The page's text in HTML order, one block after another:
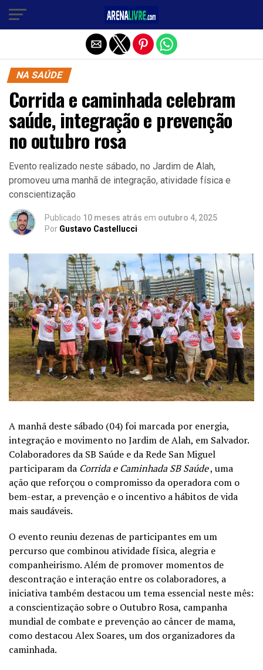
NA SAÚDE
Corrida e caminhada celebram
saúde, integração e prevenção
no outubro rosa
Evento realizado neste sábado, no Jardim de Alah,
promoveu uma manhã de integração, atividade física e
conscientização
Publicado 10 meses atrás em outubro 4, 2025
Por Gustavo Castellucci
A manhã deste sábado (04) foi marcada por energia,
integração e movimento no Jardim de Alah, em Salvador.
Colaboradores da SB Saúde e da Rede San Miguel
participaram da Corrida e Caminhada SB Saúde, uma
ação que reforçou o compromisso da operadora com o
bem-estar, a prevenção e o incentivo a hábitos de vida
mais saudáveis.
O evento reuniu dezenas de participantes em um
percurso que combinou atividade física, alegria e
companheirismo. Além de promover momentos de
descontração e interação entre os colaboradores, a
iniciativa também destacou um tema essencial neste mês:
a conscientização sobre o Outubro Rosa, campanha
mundial de combate e prevenção ao câncer de mama,
como destacou Alex Soares, um dos organizadores da
caminhada.
Sair da versão mobile